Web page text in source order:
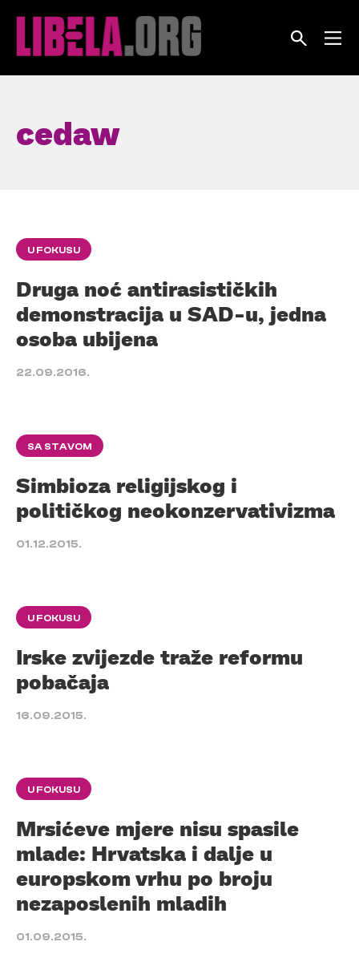
cedaw
U FOKUSU
Druga noć antirasističkih
demonstracija u SAD-u, jedna
osoba ubijena
22.09.2016.
SA STAVOM
Simbioza religijskog i
političkog neokonzervativizma
01.12.2015.
U FOKUSU
Irske zvijezde traže reformu
pobačaja
16.09.2015.
U FOKUSU
Mrsićeve mjere nisu spasile
mlade: Hrvatska i dalje u
europskom vrhu po broju
nezaposlenih mladih
01.09.2015.